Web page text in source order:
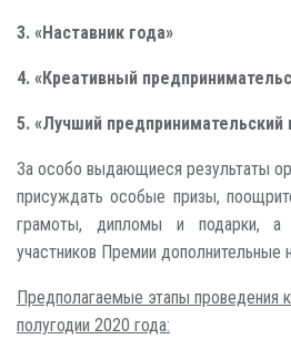
3. «Наставник года»
4. «Креативный
5. «Лучший предпринимательский
За особо выдающиеся результаты
присуждать особые призы,
грамоты, дипломы и подарки, а
участников Премии дополнительные
Предполагаемые этапы проведения
полугодии 2020 года: